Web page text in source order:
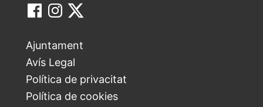
Ajuntament
Avís Legal
Política de privacitat
Política de cookies